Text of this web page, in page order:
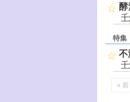
酵
特集
不
« 前